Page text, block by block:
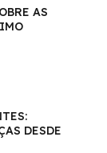
AS
DESDE